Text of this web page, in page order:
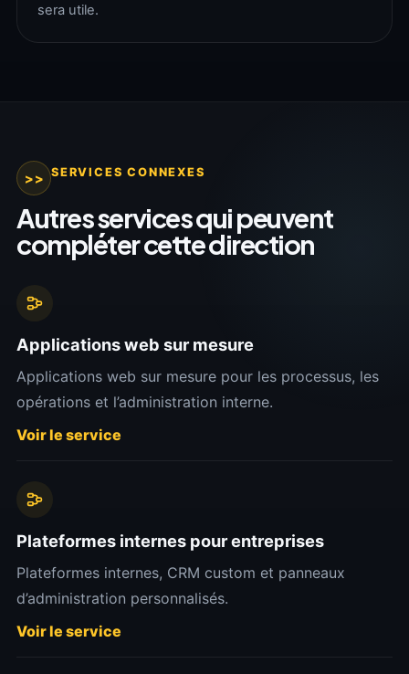
sera utile.
>> SERVICES CONNEXES
Autres services qui peuvent
compléter cette direction
Applications web sur mesure
Applications web sur mesure pour les processus, les
opérations et l’administration interne.
Voir le service
Plateformes internes pour entreprises
Plateformes internes, CRM custom et panneaux
d’administration personnalisés.
Voir le service